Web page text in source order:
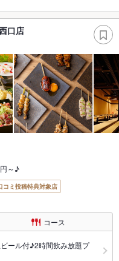
口店
～♪
コミ投稿特典対象店
コース
ール付♪2時間飲み放題プ